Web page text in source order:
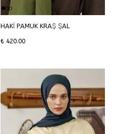
HAKİ PAMUK KRAŞ ŞAL
₺ 420.00